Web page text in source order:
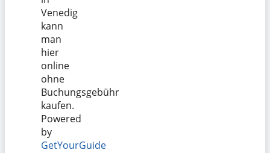
Venedig
kann
man
hier
online
ohne
Buchungsgebühr
kaufen.
Powered
by
GetYourGuide